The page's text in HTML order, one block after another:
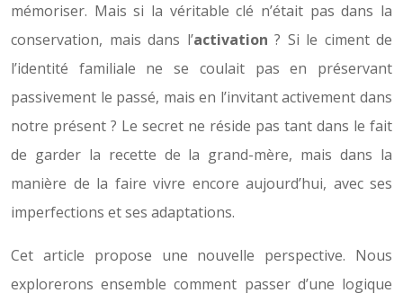
mémoriser. Mais si la véritable clé n’était pas dans la
conservation, mais dans l’activation ? Si le ciment de
l’identité familiale ne se coulait pas en préservant
passivement le passé, mais en l’invitant activement dans
notre présent ? Le secret ne réside pas tant dans le fait
de garder la recette de la grand-mère, mais dans la
manière de la faire vivre encore aujourd’hui, avec ses
imperfections et ses adaptations.
Cet article propose une nouvelle perspective. Nous
explorerons ensemble comment passer d’une logique